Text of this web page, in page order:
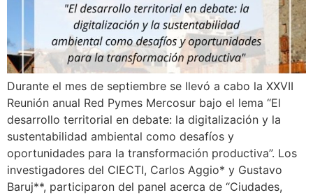
Durante el mes de septiembre se llevó a cabo la XXVII
Reunión anual Red Pymes Mercosur bajo el lema “El
desarrollo territorial en debate: la digitalización y la
sustentabilidad ambiental como desafíos y
oportunidades para la transformación productiva”. Los
investigadores del CIECTI, Carlos Aggio* y Gustavo
Baruj**, participaron del panel acerca de “Ciudades,